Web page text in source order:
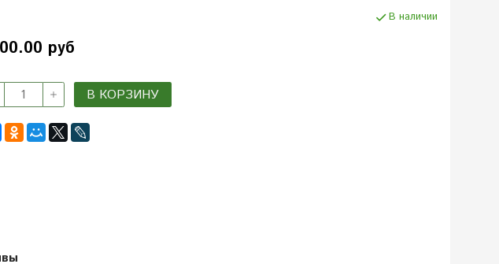
В наличии
руб
В КОРЗИНУ